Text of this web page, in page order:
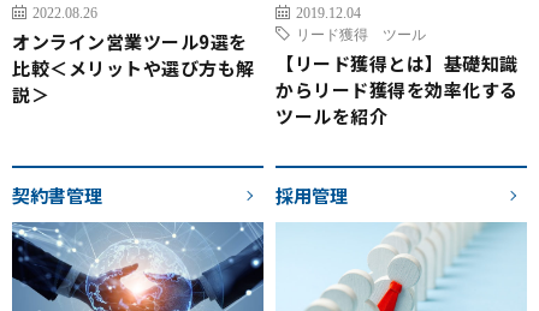
2022.08.26
オンライン営業ツール9選を
比較＜メリットや選び方も解
説＞
2019.12.04
リード獲得 ツール
【リード獲得とは】基礎知識
からリード獲得を効率化する
ツールを紹介
契約書管理 採用管理